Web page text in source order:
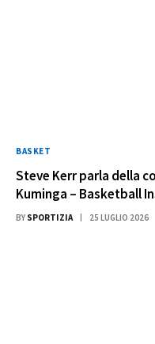
BASKET
Steve Kerr parla della
Kuminga – Basketball
BY SPORTIZIA 25 LUGLIO 2026